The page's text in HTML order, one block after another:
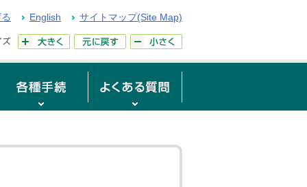
English サイトマップ(Site Map)